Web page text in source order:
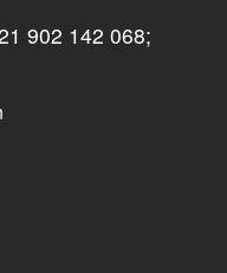
902 142 068;